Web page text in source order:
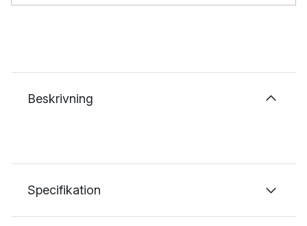
Beskrivning
Specifikation